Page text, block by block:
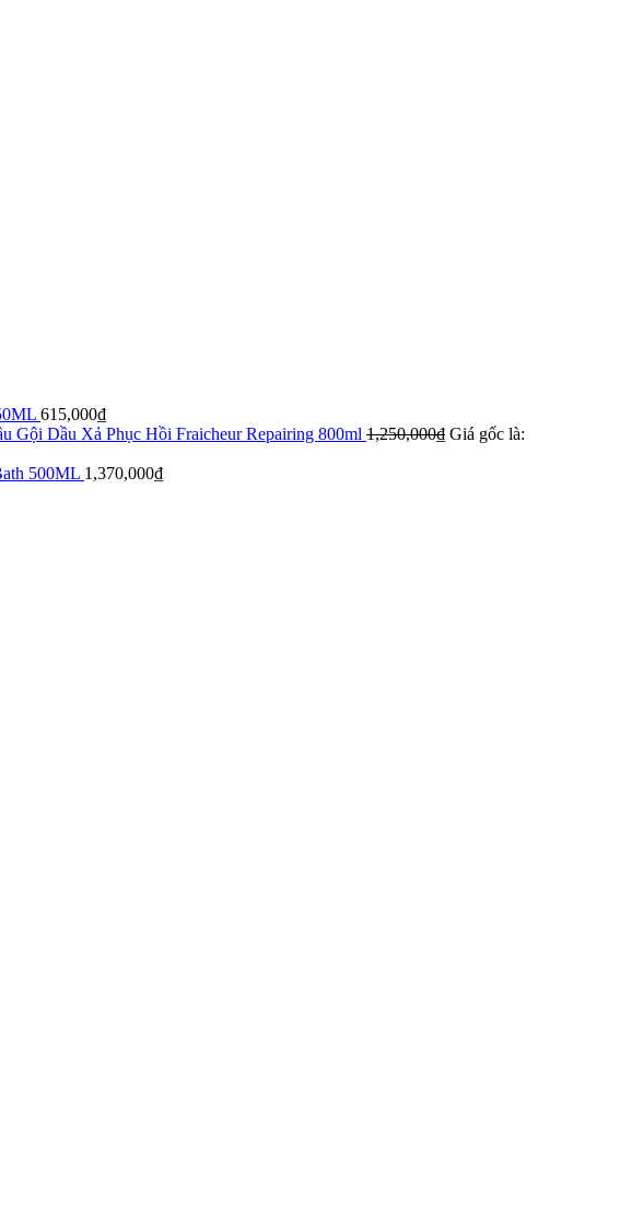
615,000₫
Gội Dầu Xả Phục Hồi Fraicheur Repairing 800ml 1,250,000₫ Giá gốc là:
500ML 1,370,000₫